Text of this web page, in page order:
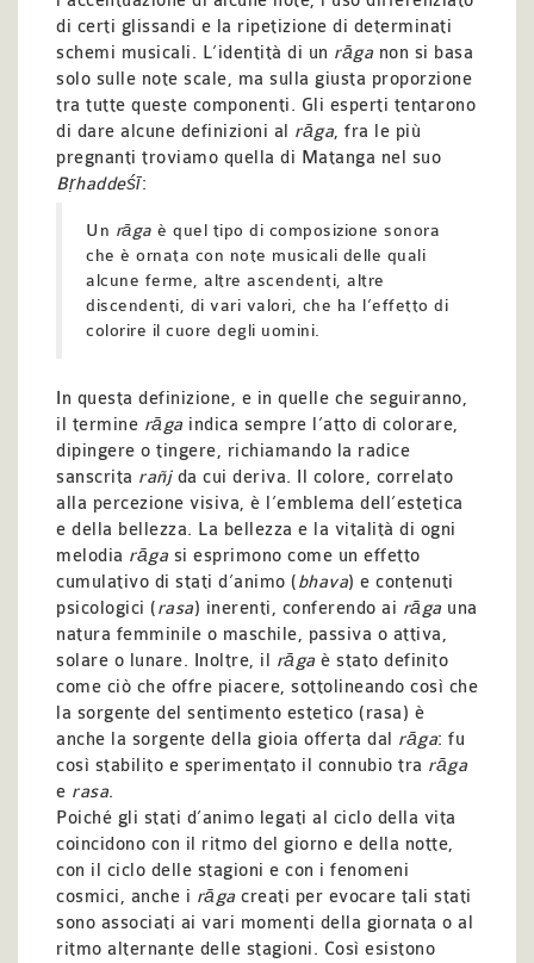
di certi glissandi e la ripetizione di determinati
schemi musicali. L’identità di un rāga non si basa
solo sulle note scale, ma sulla giusta proporzione
tra tutte queste componenti. Gli esperti tentarono
di dare alcune definizioni al rāga, fra le più
pregnanti troviamo quella di Matanga nel suo
Bṛhaddeśī:
Un rāga è quel tipo di composizione sonora
che è ornata con note musicali delle quali
alcune ferme, altre ascendenti, altre
discendenti, di vari valori, che ha l’effetto di
colorire il cuore degli uomini.
In questa definizione, e in quelle che seguiranno,
il termine rāga indica sempre l’atto di colorare,
dipingere o tingere, richiamando la radice
sanscrita rañj da cui deriva. Il colore, correlato
alla percezione visiva, è l’emblema dell’estetica
e della bellezza. La bellezza e la vitalità di ogni
melodia rāga si esprimono come un effetto
cumulativo di stati d’animo (bhava) e contenuti
psicologici (rasa) inerenti, conferendo ai rāga una
natura femminile o maschile, passiva o attiva,
solare o lunare. Inoltre, il rāga è stato definito
come ciò che offre piacere, sottolineando così che
la sorgente del sentimento estetico (rasa) è
anche la sorgente della gioia offerta dal rāga: fu
così stabilito e sperimentato il connubio tra rāga
e rasa.
Poiché gli stati d’animo legati al ciclo della vita
coincidono con il ritmo del giorno e della notte,
con il ciclo delle stagioni e con i fenomeni
cosmici, anche i rāga creati per evocare tali stati
sono associati ai vari momenti della giornata o al
ritmo alternante delle stagioni. Così esistono